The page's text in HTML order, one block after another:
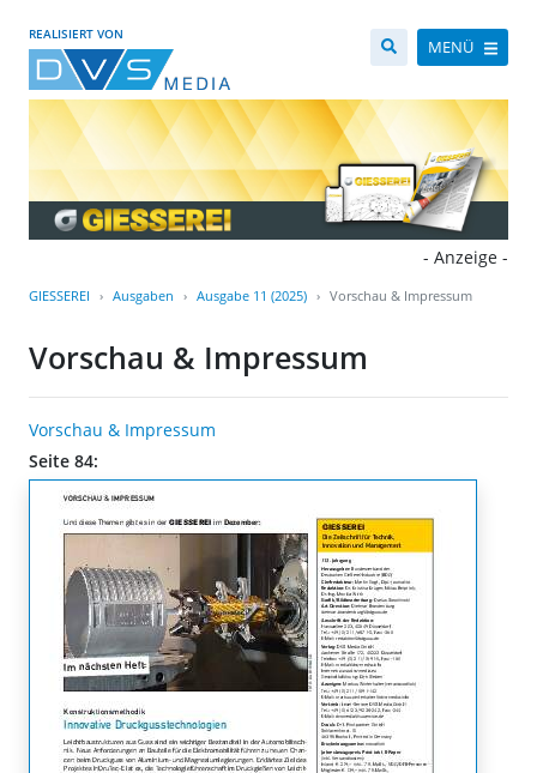
REALISIERT VON
MENÜ
- Anzeige -
GIESSEREI Ausgaben Ausgabe 11 (2025) Vorschau & Impressum
Vorschau & Impressum
Vorschau & Impressum
Seite 84: